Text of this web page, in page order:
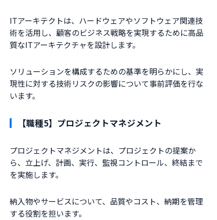
ITアーキテクトは、ハードウェアやソフトウェア関連技
術を活用し、顧客のビジネス戦略を実現するために高品
質なITアーキテクチャを設計します。
ソリューションを構成するための基準を明らかにし、実
現性に対する技術リスクの影響について事前評価を行な
います。
【職種5】プロジェクトマネジメント
プロジェクトマネジメントは、プロジェクトの提案か
ら、立上げ、計画、実行、監視コントロール、終結まで
を実施します。
納入物やサービスについて、品質やコスト、納期を管理
する役割を担います。